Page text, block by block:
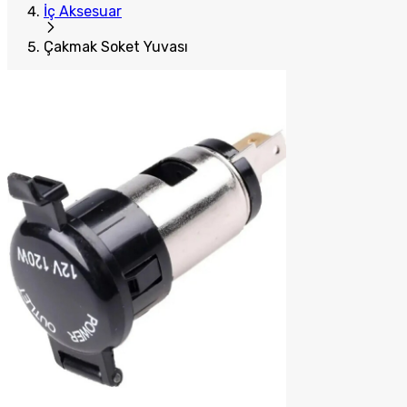
İç Aksesuar
Çakmak Soket Yuvası